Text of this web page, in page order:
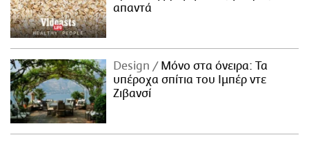
απαντά
Design
Μόνο στα όνειρα: Τα
υπέροχα σπίτια του Ιμπέρ ντε
Ζιβανσί